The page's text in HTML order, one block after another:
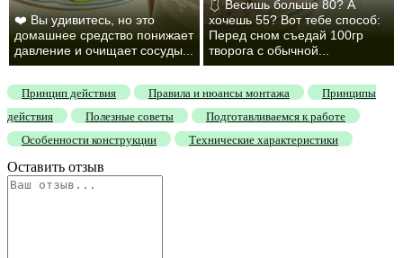
❤️ Вы удивитесь, но это
домашнее средство понижает
давление и очищает сосуды...
🩱 Весишь больше 80? А
хочешь 55? Вот тебе способ:
Перед сном съедай 100гр
творога с обычной...
Принцип действия Правила и нюансы монтажа
Принципы
действия
Полезные советы
Подготавливаемся к работе
Особенности конструкции
Технические характеристики
Оставить отзыв